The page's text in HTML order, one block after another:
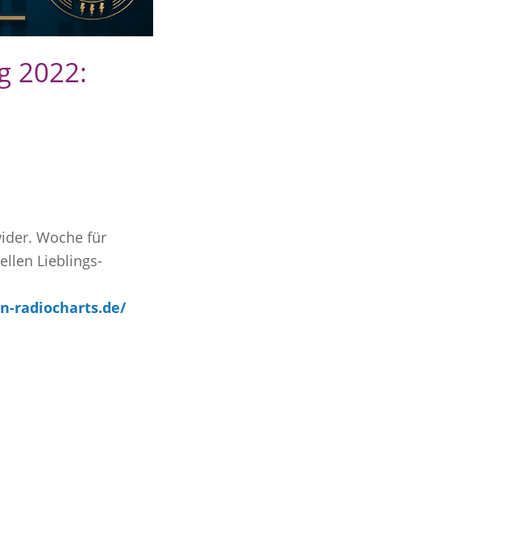
2022:
Woche für
Lieblings-
radiocharts.de/